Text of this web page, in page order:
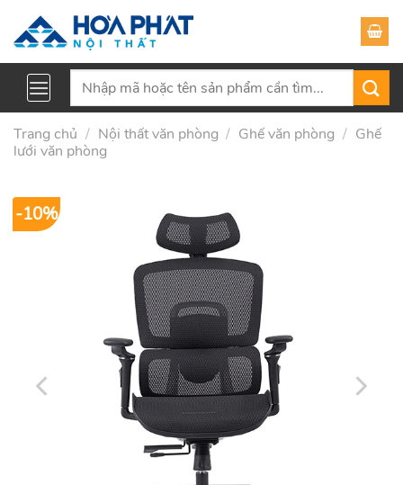
Tìm
Trang chủ / Nội thất văn phòng / Ghế văn phòng / Ghế
lưới văn phòng
-10%